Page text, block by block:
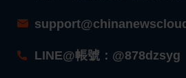
LINE@帳號：@878dzsyg